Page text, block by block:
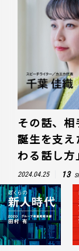
その話、
誕生を支え
わる話し方
2024.04.25 13